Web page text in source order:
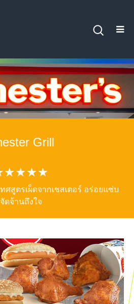
Grill
ศสูตรเผ็ดจากเชสเตอร์ อร่อยแซ่บ
จัดจ้านถึงใจ